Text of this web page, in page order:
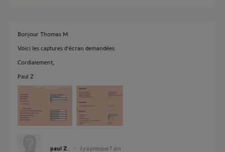
Bonjour Thomas M.
Voici les captures d’écran demandées.
Cordialement,
Paul Z
paul Z. il y a presque 7 ans